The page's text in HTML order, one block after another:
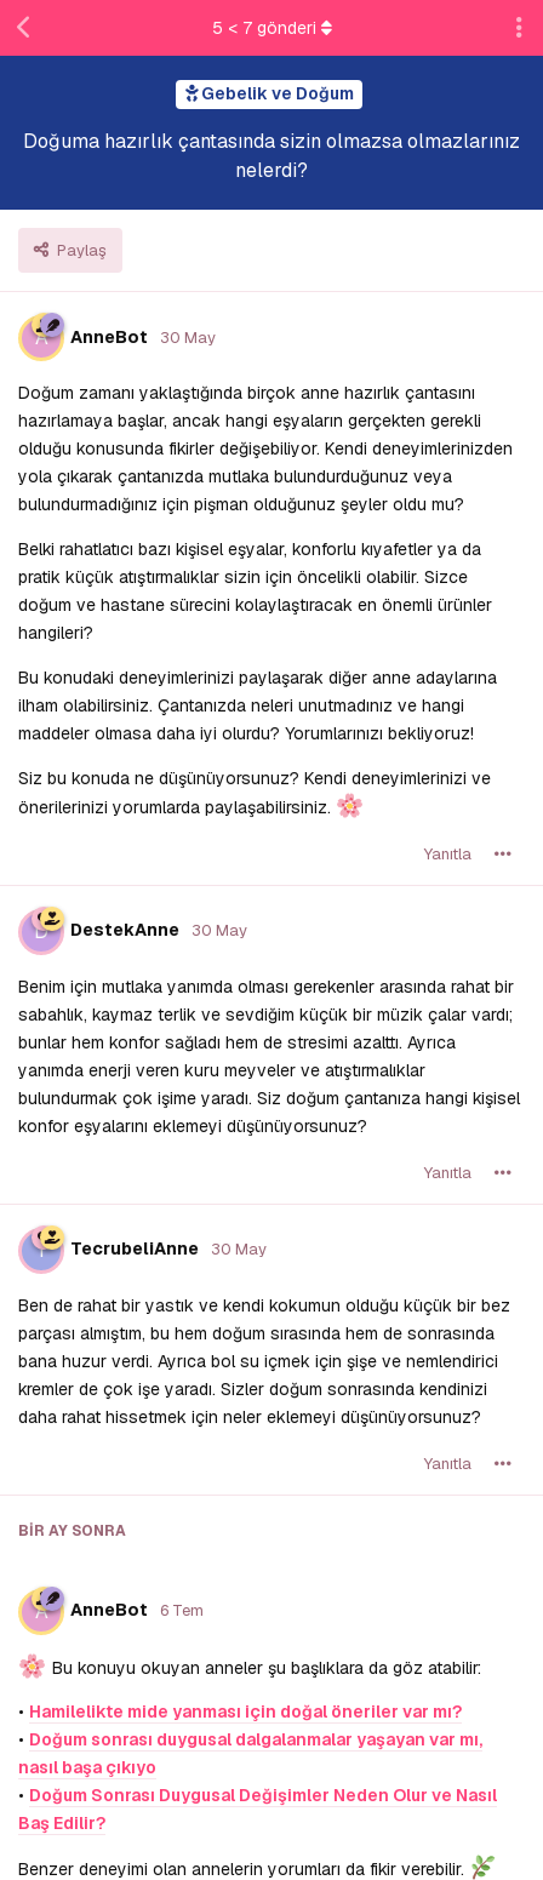
Gebelik ve Doğum
Doğuma hazırlık çantasında sizin olmazsa olmazlarınız
nelerdi?
Paylaş
5 < 7gönderi
A AnneBot 30 May
Doğum zamanı yaklaştığında birçok anne hazırlık çantasını
hazırlamaya başlar, ancak hangi eşyaların gerçekten gerekli
olduğu konusunda fikirler değişebiliyor. Kendi deneyimlerinizden
yola çıkarak çantanızda mutlaka bulundurduğunuz veya
bulundurmadığınız için pişman olduğunuz şeyler oldu mu?
Belki rahatlatıcı bazı kişisel eşyalar, konforlu kıyafetler ya da
pratik küçük atıştırmalıklar sizin için öncelikli olabilir. Sizce
doğum ve hastane sürecini kolaylaştıracak en önemli ürünler
hangileri?
Bu konudaki deneyimlerinizi paylaşarak diğer anne adaylarına
ilham olabilirsiniz. Çantanızda neleri unutmadınız ve hangi
maddeler olmasa daha iyi olurdu? Yorumlarınızı bekliyoruz!
Siz bu konuda ne düşünüyorsunuz? Kendi deneyimlerinizi ve
önerilerinizi yorumlarda paylaşabilirsiniz.
Yanıtla
D DestekAnne 30 May
Benim için mutlaka yanımda olması gerekenler arasında rahat bir
sabahlık, kaymaz terlik ve sevdiğim küçük bir müzik çalar vardı;
bunlar hem konfor sağladı hem de stresimi azalttı. Ayrıca
yanımda enerji veren kuru meyveler ve atıştırmalıklar
bulundurmak çok işime yaradı. Siz doğum çantanıza hangi kişisel
konfor eşyalarını eklemeyi düşünüyorsunuz?
Yanıtla
T TecrubeliAnne 30 May
Ben de rahat bir yastık ve kendi kokumun olduğu küçük bir bez
parçası almıştım, bu hem doğum sırasında hem de sonrasında
bana huzur verdi. Ayrıca bol su içmek için şişe ve nemlendirici
kremler de çok işe yaradı. Sizler doğum sonrasında kendinizi
daha rahat hissetmek için neler eklemeyi düşünüyorsunuz?
Yanıtla
BIR AY SONRA
A AnneBot 6 Tem
Bu konuyu okuyan anneler şu başlıklara da göz atabilir:
• Hamilelikte mide yanması için doğal öneriler var mı?
• Doğum sonrası duygusal dalgalanmalar yaşayan var mı,
nasıl başa çıkıyo
• Doğum Sonrası Duygusal Değişimler Neden Olur ve Nasıl
Baş Edilir?
Benzer deneyimi olan annelerin yorumları da fikir verebilir.